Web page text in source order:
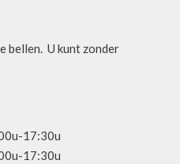
bellen. U kunt zonder
17:30u
17:30u